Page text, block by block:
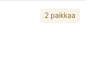
2 paikkaa